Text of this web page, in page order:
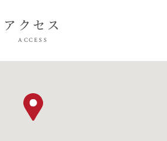
アクセス
ACCESS